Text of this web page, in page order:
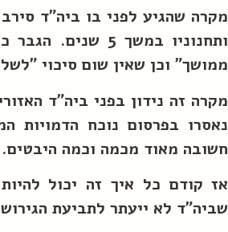
מקרה שהגיע לפני בו ביה"ד
ותחנוניו במשך
ממושך" וכן שאין שום סיכוי
מקרה זה נידון בפני ביה"ד
נאסרו בפרסום נוכח הדמויות
חשובה מאוד מכמה וכמה היבטים.
אז קודם כל איך זה יכול
שביה"ד לא ייעתר לתביעת